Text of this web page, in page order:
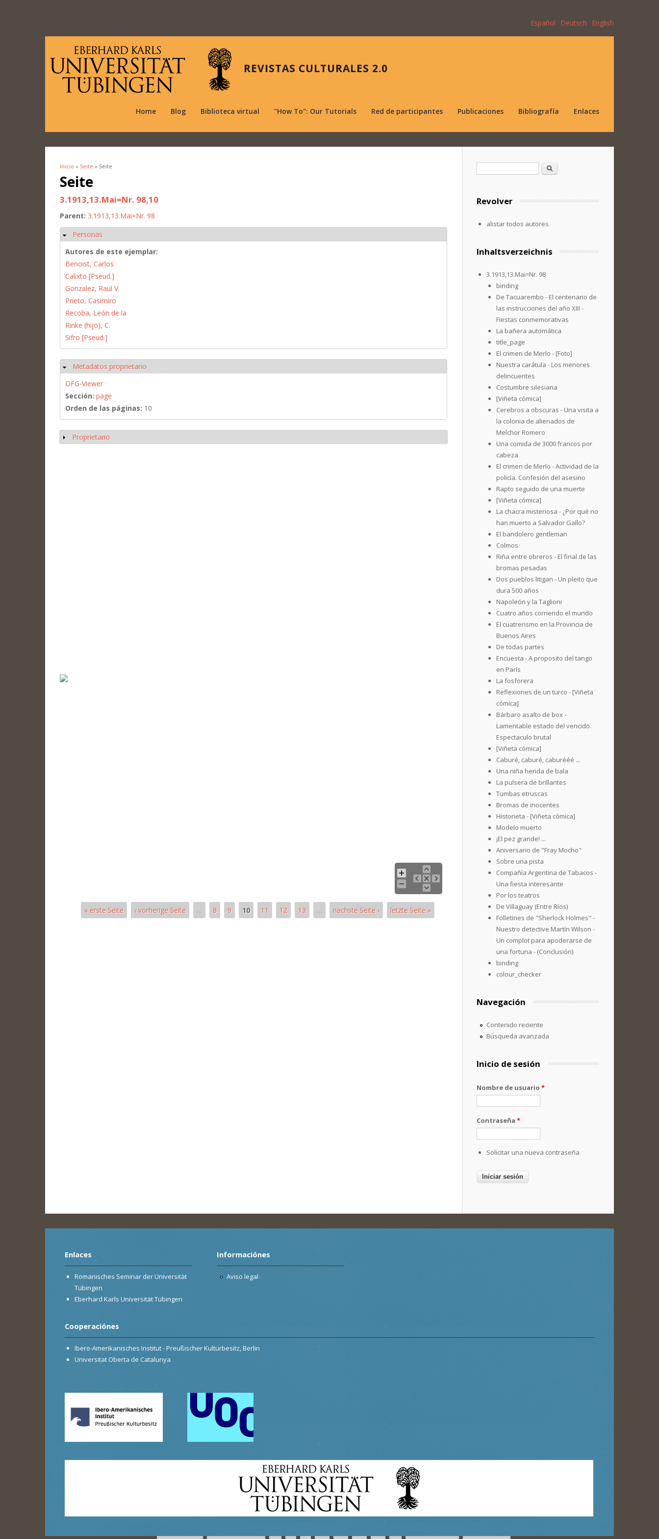
Español Deutsch English
REVISTAS CULTURALES 2.0
Home Blog Biblioteca virtual "How To": Our Tutorials Red de participantes Publicaciones Bibliografía Enlaces
Se encuentra usted aquí
Inicio » Seite » Seite
Seite
3.1913,13.Mai=Nr. 98,10
Parent: 3.1913,13.Mai=Nr. 98
Ocultar
Personas
Autores de este ejemplar:
Benoist, Carlos
Calixto [Pseud.]
Gonzalez, Raul V.
Prieto, Casimiro
Recoba, León de la
Rinke (hijo), C.
Sifro [Pseud.]
Ocultar
Metadatos proprietario
DFG-Viewer
Sección: page
Orden de las páginas: 10
Mostrar
Proprietario
« erste Seite ‹ vorherige Seite … 8 9 10 11 12 13 … nächste Seite › letzte Seite »
Formulario de búsqueda
Buscar
Revolver
alistar todos autores
Inhaltsverzeichnis
3.1913,13.Mai=Nr. 98
binding
De Tacuarembo - El centenario de
las instrucciones del año XIII -
Fiestas conmemorativas
La bañera automática
title_page
El crimen de Merlo - [Foto]
Nuestra carátula - Los menores
delincuentes
Costumbre silesiana
[Viñeta cómica]
Cerebros a obscuras - Una visita a
la colonia de alienados de
Melchor Romero
Una comida de 3000 francos por
cabeza
El crimen de Merlo - Actividad de la
policía. Confesión del asesino
Rapto seguido de una muerte
[Viñeta cómica]
La chacra misteriosa - ¿Por qué no
han muerto a Salvador Gallo?
El bandolero gentleman
Colmos
Riña entre obreros - El final de las
bromas pesadas
Dos pueblos litigan - Un pleito que
dura 500 años
Napoleón y la Taglioni
Cuatro años corriendo el mundo
El cuatrerismo en la Provincia de
Buenos Aires
De todas partes
Encuesta - A proposito del tango
en París
La fosforera
Reflexiones de un turco - [Viñeta
cómica]
Bárbaro asalto de box -
Lamentable estado del vencido.
Espectaculo brutal
[Viñeta cómica]
Caburé, caburé, caburééé ...
Una niña herida de bala
La pulsera de brillantes
Tumbas etruscas
Bromas de inocentes
Historieta - [Viñeta cómica]
Modelo muerto
¡El pez grande! ...
Aniversario de "Fray Mocho"
Sobre una pista
Compañía Argentina de Tabacos -
Una fiesta interesante
Por los teatros
De Villaguay (Entre Ríos)
Folletines de "Sherlock Holmes" -
Nuestro detective Martín Wilson -
Un complot para apoderarse de
una fortuna - (Conclusión)
binding
colour_checker
Navegación
Contenido reciente
Búsqueda avanzada
Inicio de sesión
Nombre de usuario *
Contraseña *
Solicitar una nueva contraseña
Enlaces
Romanisches Seminar der Universität
Tübingen
Eberhard Karls Universität Tübingen
Informaciónes
Aviso legal
Cooperaciónes
Ibero-Amerikanisches Institut - Preußischer Kulturbesitz, Berlin
Universitat Oberta de Catalunya